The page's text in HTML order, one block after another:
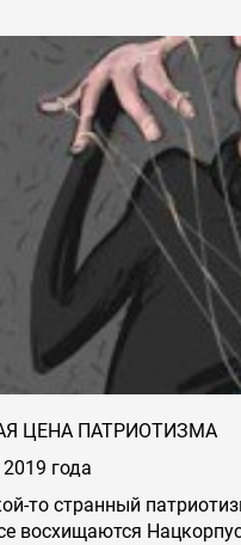
ЦЕНА ПАТРИОТИЗМА
года
то странный
восхищаются